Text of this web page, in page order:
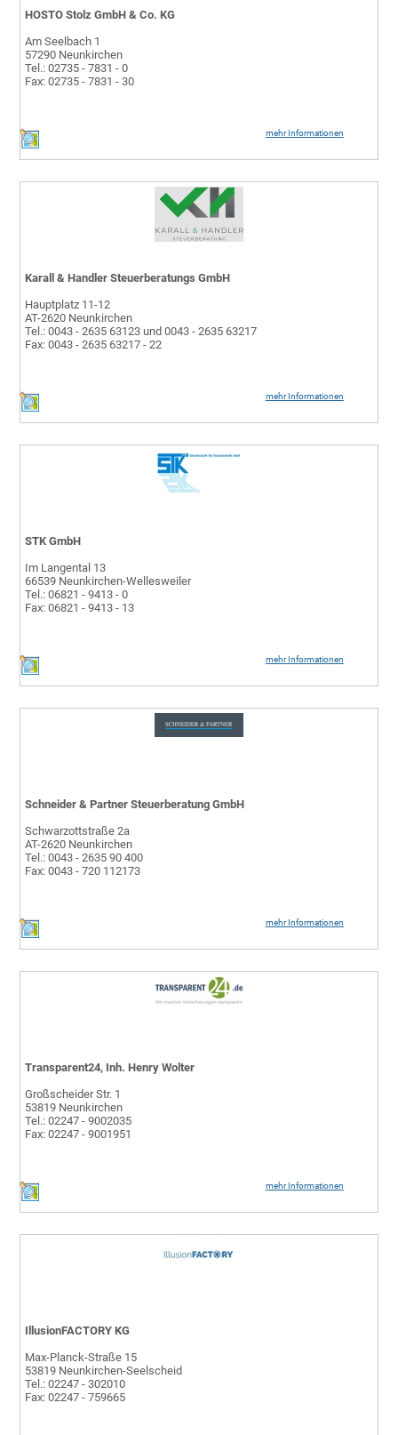
mehr Informationen
HOSTO Stolz GmbH & Co. KG
Am Seelbach 1
57290 Neunkirchen
Tel.: 02735 - 7831 - 0
Fax: 02735 - 7831 - 30
mehr Informationen
Karall & Handler Steuerberatungs GmbH
Hauptplatz 11-12
AT-2620 Neunkirchen
Tel.: 0043 - 2635 63123 und 0043 - 2635 63217
Fax: 0043 - 2635 63217 - 22
mehr Informationen
STK GmbH
Im Langental 13
66539 Neunkirchen-Wellesweiler
Tel.: 06821 - 9413 - 0
Fax: 06821 - 9413 - 13
mehr Informationen
Schneider & Partner Steuerberatung GmbH
Schwarzottstraße 2a
AT-2620 Neunkirchen
Tel.: 0043 - 2635 90 400
Fax: 0043 - 720 112173
mehr Informationen
Transparent24, Inh. Henry Wolter
Großscheider Str. 1
53819 Neunkirchen
Tel.: 02247 - 9002035
Fax: 02247 - 9001951
IllusionFACTORY KG
Max-Planck-Straße 15
53819 Neunkirchen-Seelscheid
Tel.: 02247 - 302010
Fax: 02247 - 759665